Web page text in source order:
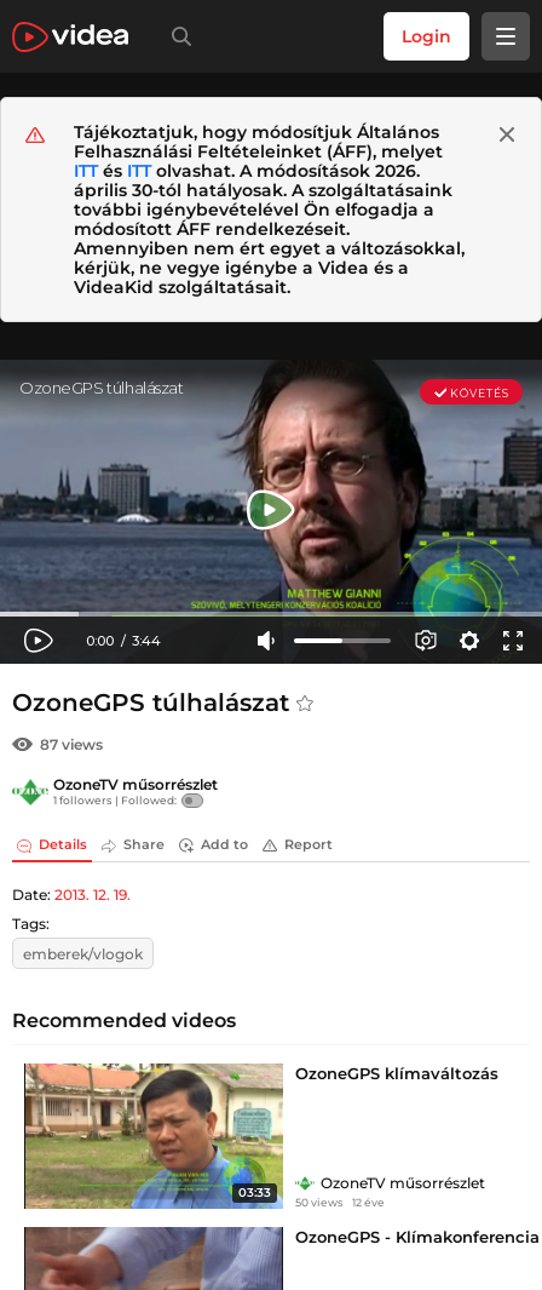
Login
Tájékoztatjuk, hogy módosítjuk Általános
Felhasználási Feltételeinket (ÁFF), melyet
ITTés ITTolvashat. A módosítások 2026.
április 30-tól hatályosak. A szolgáltatásaink
további igénybevételével Ön elfogadja a
módosított ÁFF rendelkezéseit.
Amennyiben nem ért egyet a változásokkal,
kérjük, ne vegye igénybe a Videa és a
VideaKid szolgáltatásait.
OzoneGPS túlhalászat
87 views
OzoneTV műsorrészlet
1 followers | Followed:
Details Share Add to Report
Date: 2013. 12. 19.
Tags:
emberek/vlogok
Recommended videos
03:33
OzoneGPS klímaváltozás
OzoneTV műsorrészlet
50 views 12 éve
OzoneGPS - Klímakonferencia